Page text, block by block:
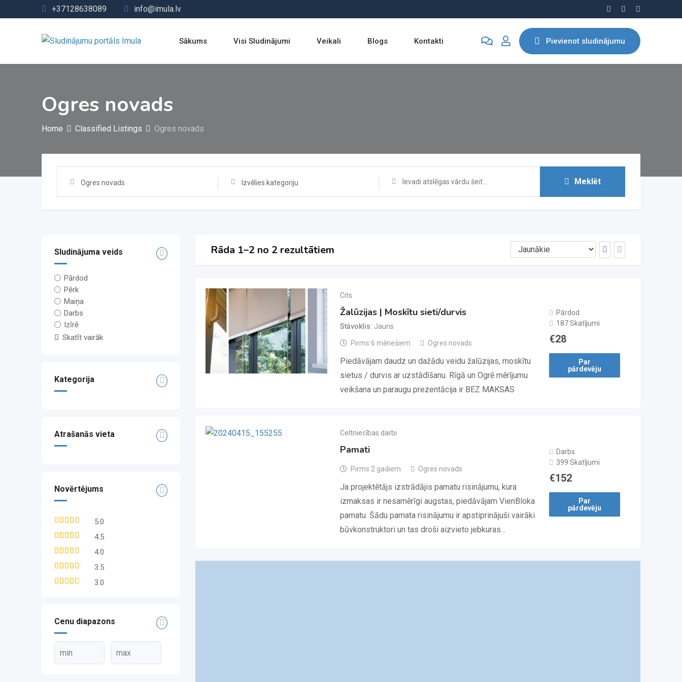
to
+37128638089 info@imula.lv
Sākums Visi Sludinājumi Veikali Blogs Kontakti Pievienot sludinājumu
Ogres novads
Home Classified Listings Ogres novads
Ogres novads Izvēlies kategoriju Meklēt
Sludinājuma veids
Pārdod
Pērk
Maiņa
Darbs
Izīrē
Skatīt vairāk
Kategorija
Atrašanās vieta
Novērtējums
5.0
4.5
4.0
3.5
3.0
Cenu diapazons
Rāda 1–2 no 2 rezultātiem
Cits
Žalūzijas | Moskītu sieti/durvis
Stāvoklis Jauns
Pirms 6 mēnešiem Ogres novads
Piedāvājam daudz un dažādu veidu žalūzijas, moskītu
sietus / durvis ar uzstādīšanu. Rīgā un Ogrē mērījumu
veikšana un paraugu prezentācija ir BEZ MAKSAS
Pārdod
187 Skatījumi
€28
Par
pārdevēju
Celtniecības darbi
Pamati
Pirms 2 gadiem Ogres novads
Ja projektētājs izstrādājis pamatu risinājumu, kura
izmaksas ir nesamērīgi augstas, piedāvājam VienBloka
pamatu. Šādu pamata risinājumu ir apstiprinājuši vairāki
būvkonstruktori un tas droši aizvieto jebkuras…
Darbs
399 Skatījumi
€152
Par
pārdevēju